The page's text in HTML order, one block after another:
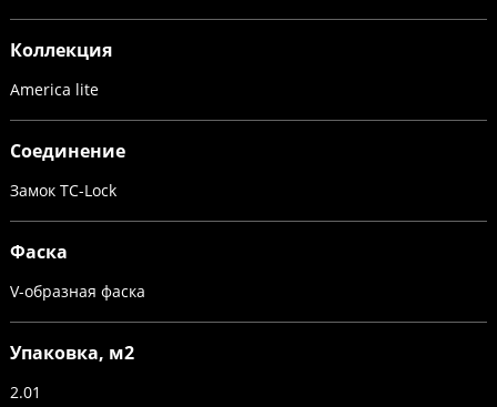
Коллекция
America lite
Соединение
Замок TC-Lock
Фаска
V-образная фаска
Упаковка, м2
2.01